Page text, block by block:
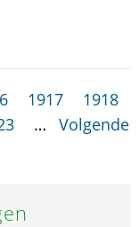
1917
1918
…
Volgende